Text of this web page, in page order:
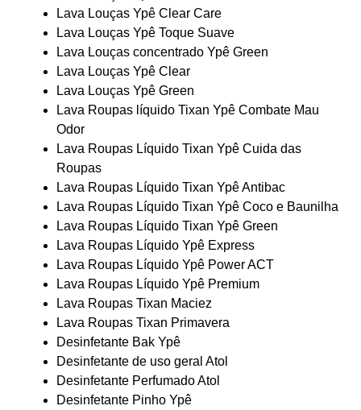
Lava Louças Ypê Clear Care
Lava Louças Ypê Toque Suave
Lava Louças concentrado Ypê Green
Lava Louças Ypê Clear
Lava Louças Ypê Green
Lava Roupas líquido Tixan Ypê Combate Mau
Odor
Lava Roupas Líquido Tixan Ypê Cuida das
Roupas
Lava Roupas Líquido Tixan Ypê Antibac
Lava Roupas Líquido Tixan Ypê Coco e Baunilha
Lava Roupas Líquido Tixan Ypê Green
Lava Roupas Líquido Ypê Express
Lava Roupas Líquido Ypê Power ACT
Lava Roupas Líquido Ypê Premium
Lava Roupas Tixan Maciez
Lava Roupas Tixan Primavera
Desinfetante Bak Ypê
Desinfetante de uso geral Atol
Desinfetante Perfumado Atol
Desinfetante Pinho Ypê